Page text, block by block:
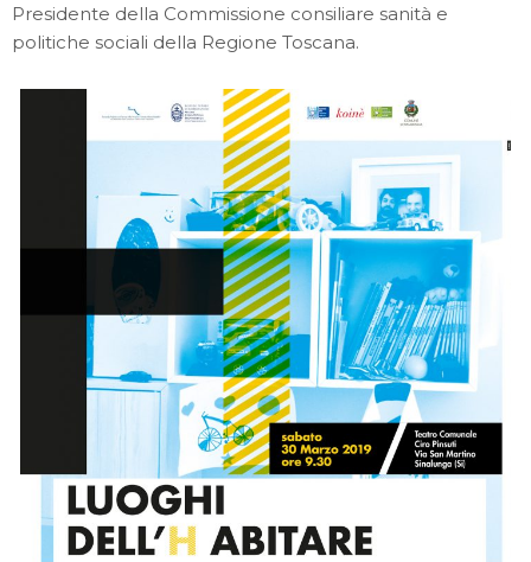
Presidente della Commissione consiliare sanità e
politiche sociali della Regione Toscana.